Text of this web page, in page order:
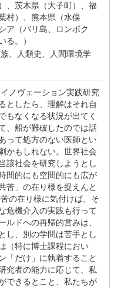
、茨木県（大子町）、福
村）、熊本県（水俣
ア（バリ島、ロンボク
る。）
、人類史、人間環境学
ノヴェーション実践研究
としたら、理解はそれ自
もなくなる状況が出てく
、船が難破したのでは話
って処方のない医師とい
かもしれない。世界社会
該社会を研究しようとし
間的にも空間的にも広が
苦」の在り様を捉えんと
の在り様に気付けば、そ
危機介入の実践も行って
ルドへの再帰的営みは、
し、別の学問は苦手とし
（特に博士課程におい
「だけ」に執着すること
究者の能力に応じて、私
できるとこと、私たちが